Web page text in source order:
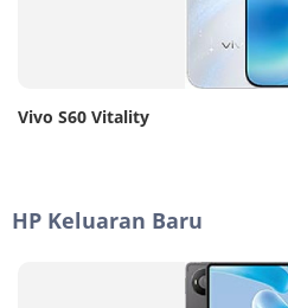
Vivo S60 Vitality
HP Keluaran Baru